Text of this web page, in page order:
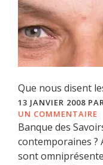
Que nous disent
13 JANVIER 2008 PAR
UN COMMENTAIRE
Banque des
contemporaines ?
sont